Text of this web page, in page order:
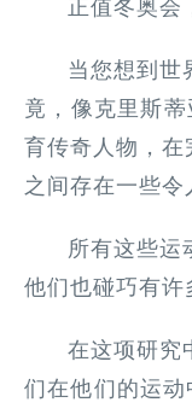
正值冬奥会
当您想到世
竟，像克里斯
育传奇人物，
之间存在一些
所有这些
他们也碰巧有许
在这项研究
们在他们的运